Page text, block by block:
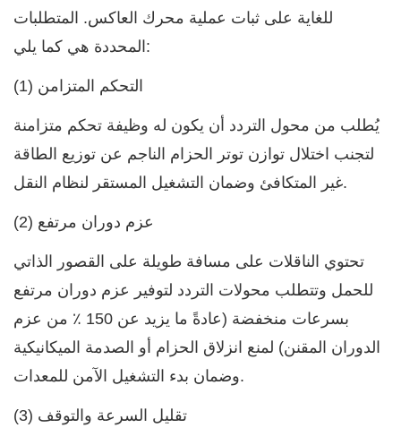
للغاية على ثبات عملية محرك العاكس. المتطلبات
المحددة هي كما يلي:
(1) التحكم المتزامن
يُطلب من محول التردد أن يكون له وظيفة تحكم متزامنة
لتجنب اختلال توازن توتر الحزام الناجم عن توزيع الطاقة
غير المتكافئ وضمان التشغيل المستقر لنظام النقل.
(2) عزم دوران مرتفع
تحتوي الناقلات على مسافة طويلة على القصور الذاتي
للحمل وتتطلب محولات التردد لتوفير عزم دوران مرتفع
بسرعات منخفضة (عادةً ما يزيد عن 150 ٪ من عزم
الدوران المقنن) لمنع انزلاق الحزام أو الصدمة الميكانيكية
وضمان بدء التشغيل الآمن للمعدات.
(3) تقليل السرعة والتوقف